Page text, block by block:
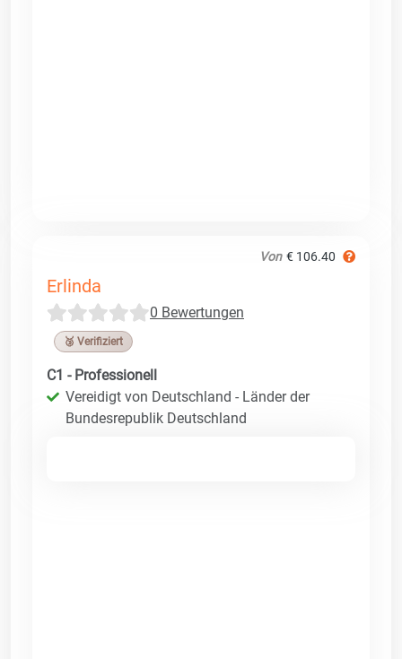
Von € 106.40
Erlinda
0 Bewertungen
🥉 Verifiziert
C1 - Professionell
Vereidigt von Deutschland - Länder der
Bundesrepublik Deutschland